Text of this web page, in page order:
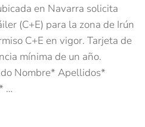
en Navarra solicita
(C+E) para la zona de Irún
C+E en vigor. Tarjeta de
mínima de un año.
Nombre* Apellidos*
…